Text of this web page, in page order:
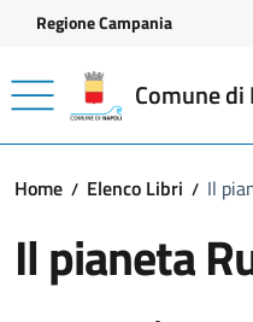
Vai ai contenuti
Vai al footer
Regione Campania
Comune
Home Elenco Libri Il
Il pianeta